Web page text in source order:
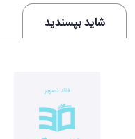
شاید بپسندید